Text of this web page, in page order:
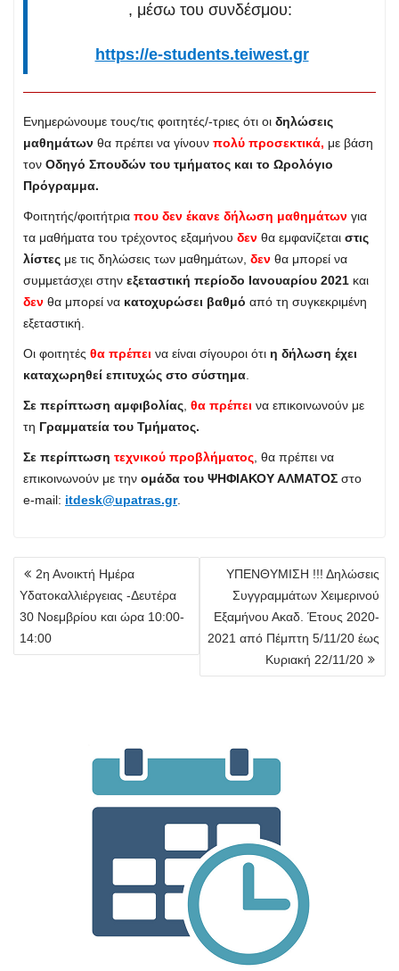
, μέσω του συνδέσμου:
https://e-students.teiwest.gr
Ενημερώνουμε τους/τις φοιτητές/-τριες ότι οι δηλώσεις
μαθημάτων θα πρέπει να γίνουν πολύ προσεκτικά, με βάση
τον Οδηγό Σπουδών του τμήματος και το Ωρολόγιο
Πρόγραμμα.
Φοιτητής/φοιτήτρια που δεν έκανε δήλωση μαθημάτων για
τα μαθήματα του τρέχοντος εξαμήνου δεν θα εμφανίζεται στις
λίστες με τις δηλώσεις των μαθημάτων, δεν θα μπορεί να
συμμετάσχει στην εξεταστική περίοδο Ιανουαρίου 2021 και
δεν θα μπορεί να κατοχυρώσει βαθμό από τη συγκεκριμένη
εξεταστική.
Οι φοιτητές θα πρέπει να είναι σίγουροι ότι η δήλωση έχει
καταχωρηθεί επιτυχώς στο σύστημα.
Σε περίπτωση αμφιβολίας, θα πρέπει να επικοινωνούν με
τη Γραμματεία του Τμήματος.
Σε περίπτωση τεχνικού προβλήματος, θα πρέπει να
επικοινωνούν με την ομάδα του ΨΗΦΙΑΚΟΥ ΑΛΜΑΤΟΣ στο
e-mail: itdesk@upatras.gr.
Πλοήγηση
άρθρων
2η Ανοικτή Ημέρα
Υδατοκαλλιέργειας -Δευτέρα
30 Νοεμβρίου και ώρα 10:00-
14:00
ΥΠΕΝΘΥΜΙΣΗ !!! Δηλώσεις
Συγγραμμάτων Χειμερινού
Εξαμήνου Ακαδ. Έτους 2020-
2021 από Πέμπτη 5/11/20 έως
Κυριακή 22/11/20